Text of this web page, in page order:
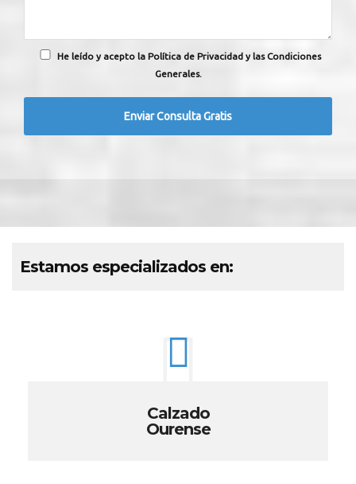
He leído y acepto la Política de Privacidad y las Condiciones
Generales.
Estamos especializados en:
Calzado
Ourense